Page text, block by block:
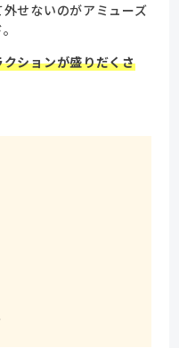
せないのがアミューズ
ションが盛りだくさ